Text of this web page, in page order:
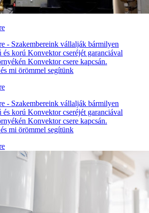
- Szakembereink vállalják bármilyen
és korú Konvektor cseréjét garanciával
Konvektor csere kapcsán.
mi örömmel segítünk
- Szakembereink vállalják bármilyen
és korú Konvektor cseréjét garanciával
Konvektor csere kapcsán.
mi örömmel segítünk